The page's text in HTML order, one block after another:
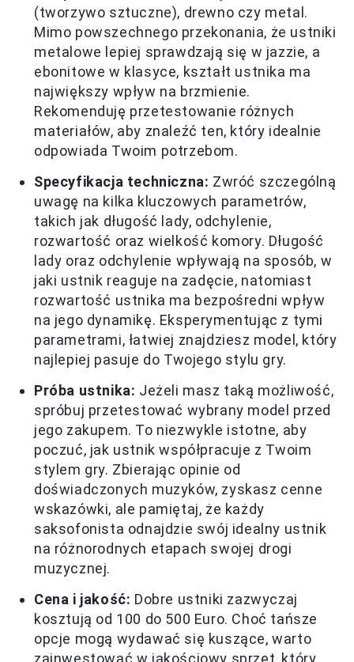
(tworzywo sztuczne), drewno czy metal.
Mimo powszechnego przekonania, że ustniki
metalowe lepiej sprawdzają się w jazzie, a
ebonitowe w klasyce, kształt ustnika ma
największy wpływ na brzmienie.
Rekomenduję przetestowanie różnych
materiałów, aby znaleźć ten, który idealnie
odpowiada Twoim potrzebom.
Specyfikacja techniczna: Zwróć szczególną
uwagę na kilka kluczowych parametrów,
takich jak długość lady, odchylenie,
rozwartość oraz wielkość komory. Długość
lady oraz odchylenie wpływają na sposób, w
jaki ustnik reaguje na zadęcie, natomiast
rozwartość ustnika ma bezpośredni wpływ
na jego dynamikę. Eksperymentując z tymi
parametrami, łatwiej znajdziesz model, który
najlepiej pasuje do Twojego stylu gry.
Próba ustnika: Jeżeli masz taką możliwość,
spróbuj przetestować wybrany model przed
jego zakupem. To niezwykle istotne, aby
poczuć, jak ustnik współpracuje z Twoim
stylem gry. Zbierając opinie od
doświadczonych muzyków, zyskasz cenne
wskazówki, ale pamiętaj, że każdy
saksofonista odnajdzie swój idealny ustnik
na różnorodnych etapach swojej drogi
muzycznej.
Cena i jakość: Dobre ustniki zazwyczaj
kosztują od 100 do 500 Euro. Choć tańsze
opcje mogą wydawać się kuszące, warto
zainwestować w jakościowy sprzęt, który